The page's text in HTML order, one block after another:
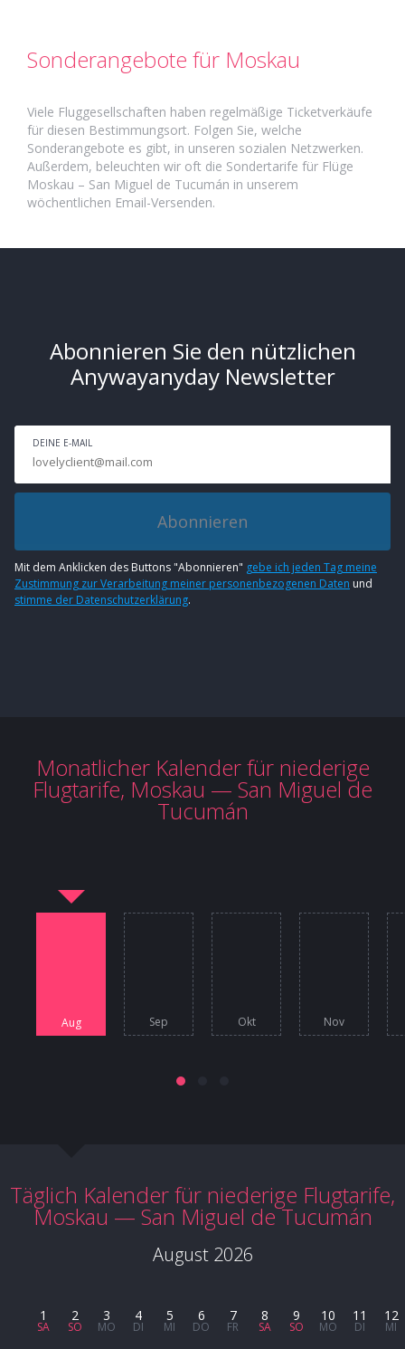
Sonderangebote für Moskau
Viele Fluggesellschaften haben regelmäßige Ticketverkäufe
für diesen Bestimmungsort. Folgen Sie, welche
Sonderangebote es gibt, in unseren sozialen Netzwerken.
Außerdem, beleuchten wir oft die Sondertarife für Flüge
Moskau – San Miguel de Tucumán in unserem
wöchentlichen Email-Versenden.
Abonnieren Sie den nützlichen
Anywayanyday Newsletter
DEINE E-MAIL
Abonnieren
Mit dem Anklicken des Buttons "Abonnieren" gebe ich jeden Tag meine
Zustimmung zur Verarbeitung meiner personenbezogenen Daten und
stimme der Datenschutzerklärung.
Monatlicher Kalender für niederige
Flugtarife, Moskau — San Miguel de
Tucumán
Aug Sep Okt Nov
Täglich Kalender für niederige Flugtarife,
Moskau — San Miguel de Tucumán
August 2026
1
SA
2
SO
3
MO
4
DI
5
MI
6
DO
7
FR
8
SA
9
SO
10
MO
11
DI
12
MI